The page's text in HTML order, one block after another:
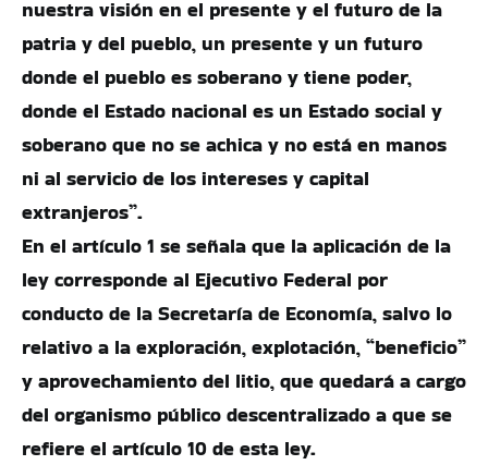
nuestra visión en el presente y el futuro de la
patria y del pueblo, un presente y un futuro
donde el pueblo es soberano y tiene poder,
donde el Estado nacional es un Estado social y
soberano que no se achica y no está en manos
ni al servicio de los intereses y capital
extranjeros”.
En el artículo 1 se señala que la aplicación de la
ley corresponde al Ejecutivo Federal por
conducto de la Secretaría de Economía, salvo lo
relativo a la exploración, explotación, “beneficio”
y aprovechamiento del litio, que quedará a cargo
del organismo público descentralizado a que se
refiere el artículo 10 de esta ley.